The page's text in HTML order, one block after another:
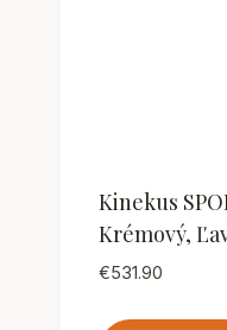
Kinekus
Krémový,
€531.90